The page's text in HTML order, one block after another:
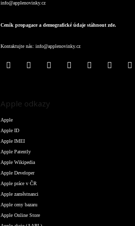
info@applenovinky.cz
Ceník propagace a demografické údaje stáhnout zde.
Kontaktujte nás: info@applenovinky.cz
Apple odkazy
Apple
Apple ID
Apple IMEI
Apple Patently
Apple Wikipedia
Apple Developer
Apple práce v ČR
Apple zaměstnanci
Apple ceny bazaru
Apple Online Store